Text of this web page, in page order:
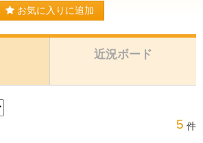
お気に入りに追加
近況ボード
5 件